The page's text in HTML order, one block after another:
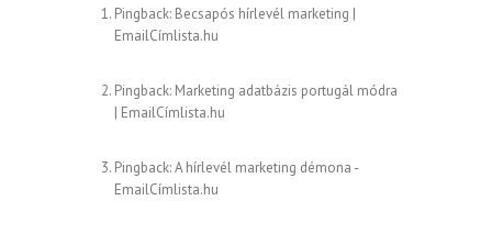
Pingback: Becsapós hírlevél marketing |
EmailCímlista.hu
Pingback: Marketing adatbázis portugál módra
| EmailCímlista.hu
Pingback:A hírlevél marketing démona -
EmailCímlista.hu